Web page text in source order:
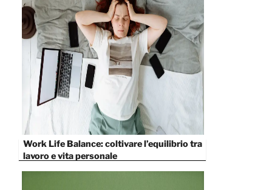
Work Life Balance: coltivare l’equilibrio tra
lavoro e vita personale